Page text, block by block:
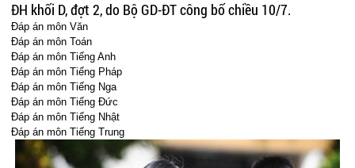
ĐH khối D, đợt 2, do Bộ GD-ĐT công bố chiều 10/7.
Đáp án môn Văn
Đáp án môn Toán
Đáp án môn Tiếng Anh
Đáp án môn Tiếng Pháp
Đáp án môn Tiếng Nga
Đáp án môn Tiếng Đức
Đáp án môn Tiếng Nhật
Đáp án môn Tiếng Trung